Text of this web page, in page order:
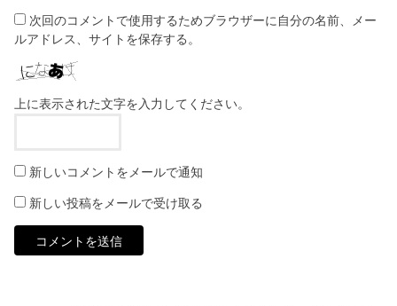
次回のコメントで使用するためブラウザーに自分の名前、メー
ルアドレス、サイトを保存する。
上に表示された文字を入力してください。
新しいコメントをメールで通知
新しい投稿をメールで受け取る